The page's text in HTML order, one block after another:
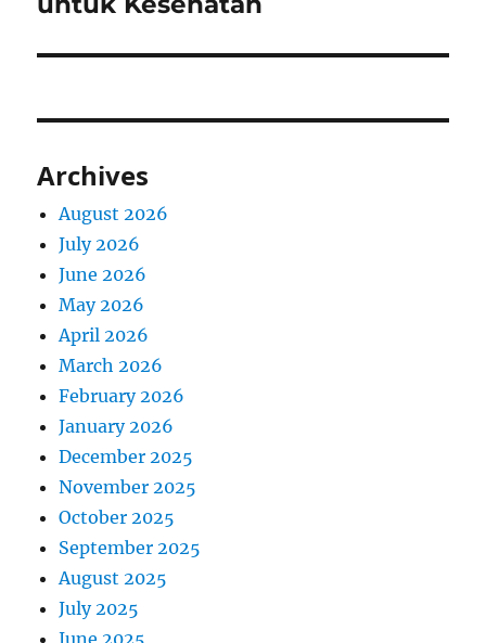
Archives
August 2026
July 2026
June 2026
May 2026
April 2026
March 2026
February 2026
January 2026
December 2025
November 2025
October 2025
September 2025
August 2025
July 2025